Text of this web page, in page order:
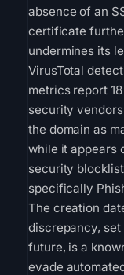
absence of an
certificate
undermines its
VirusTotal
metrics report
security
the domain as
while it appears
security
specifically
The creation
discrepancy, set
future, is a
evade